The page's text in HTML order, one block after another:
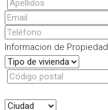
Informacion de Propiedad